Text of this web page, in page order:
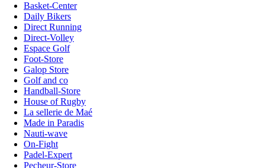
Basket-Center
Daily Bikers
Direct Running
Direct-Volley
Espace Golf
Foot-Store
Galop Store
Golf and co
Handball-Store
House of Rugby
La sellerie de Maé
Made in Paradis
Nauti-wave
On-Fight
Padel-Expert
Pecheur-Store